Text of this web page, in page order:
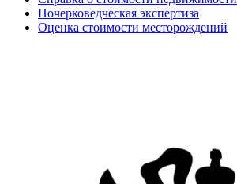
Почерковедческая экспертиза
Оценка стоимости месторождений